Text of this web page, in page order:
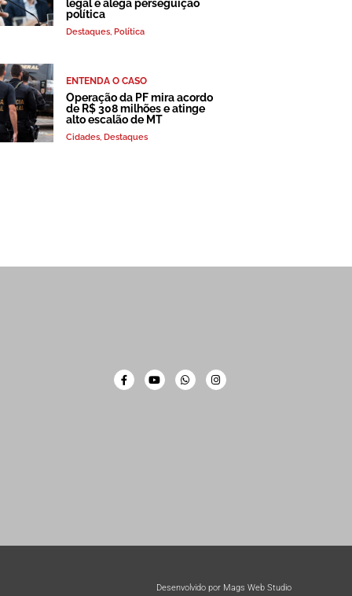
legal e alega perseguição
política
Destaques, Política
ENTENDA O CASO
Operação da PF mira acordo
de R$ 308 milhões e atinge
alto escalão de MT
Cidades, Destaques
Desenvolvido por Mags Web Studio